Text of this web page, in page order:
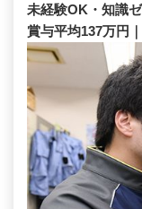
未経験OK・知識
賞与平均137万円